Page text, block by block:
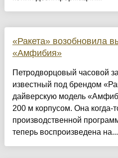
«Ракета» возобновила
«Амфибия»
Петродворцовый часовой
известный под брендом
дайверскую модель
200 м корпусом. Она когда-
производственной
теперь воспроизведена на...